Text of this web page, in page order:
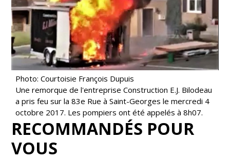
Photo: Courtoisie François Dupuis
Une remorque de l'entreprise Construction E.J. Bilodeau
a pris feu sur la 83e Rue à Saint-Georges le mercredi 4
octobre 2017. Les pompiers ont été appelés à 8h07.
RECOMMANDÉS POUR
VOUS